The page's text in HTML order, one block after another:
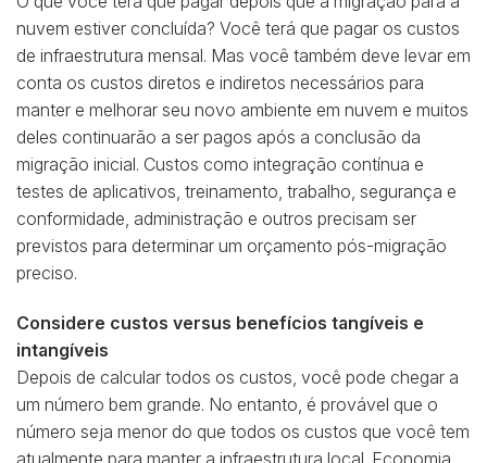
nuvem estiver concluída? Você terá que pagar os custos
de infraestrutura mensal. Mas você também deve levar em
conta os custos diretos e indiretos necessários para
manter e melhorar seu novo ambiente em nuvem e muitos
deles continuarão a ser pagos após a conclusão da
migração inicial. Custos como integração contínua e
testes de aplicativos, treinamento, trabalho, segurança e
conformidade, administração e outros precisam ser
previstos para determinar um orçamento pós-migração
preciso.
Considere custos versus benefícios tangíveis e
intangíveis
Depois de calcular todos os custos, você pode chegar a
um número bem grande. No entanto, é provável que o
número seja menor do que todos os custos que você tem
atualmente para manter a infraestrutura local. Economia